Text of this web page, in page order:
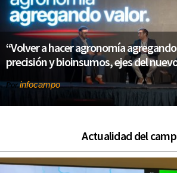
“Volver a hacer agronomía
precisión y bioinsumos, ejes del
Porinfocampo
Actualidad del